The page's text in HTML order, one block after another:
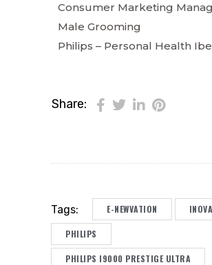
Consumer Marketing
Male Grooming
Philips – Personal Health
Share:
Tags: E-NEWVATION
PHILIPS
PHILIPS I9000 PRESTIGE ULTRA